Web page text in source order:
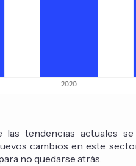
tendencias actuales
cambios en este
no quedarse atrás.